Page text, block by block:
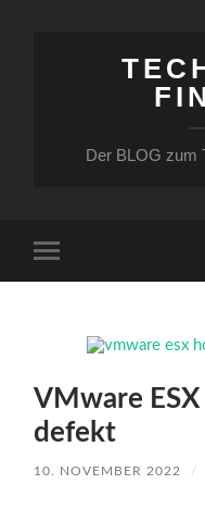
Der BLOG zum
Menü
VMware
defekt
10. NOVEMBER 2022 /